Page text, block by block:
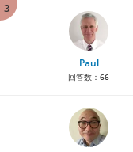
3
Paul
回答数： 66